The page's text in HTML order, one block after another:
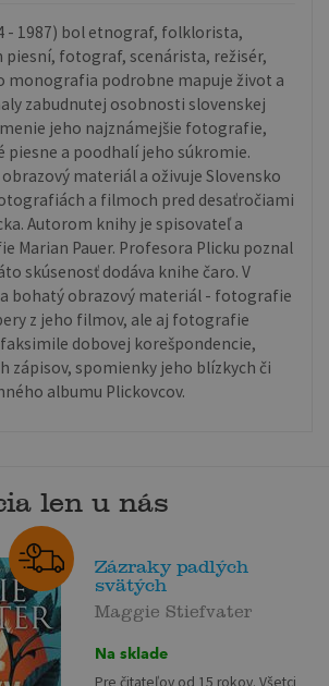
- 1987) bol etnograf, folklorista,
piesní, fotograf, scenárista, režisér,
monografia podrobne mapuje život a
zabudnutej osobnosti slovenskej
jeho najznámejšie fotografie,
piesne a poodhalí jeho súkromie.
materiál a oživuje Slovensko
a filmoch pred desaťročiami
Autorom knihy je spisovateľ a
Marian Pauer. Profesora Plicku poznal
skúsenosť dodáva knihe čaro. V
bohatý obrazový materiál - fotografie
z jeho filmov, ale aj fotografie
dobovej korešpondencie,
zápisov, spomienky jeho blízkych či
albumu Plickovcov.
len u nás
Zázraky padlých
svätých
Maggie Stiefvater
Na sklade
Pre čitateľov od 15 rokov. Všetci